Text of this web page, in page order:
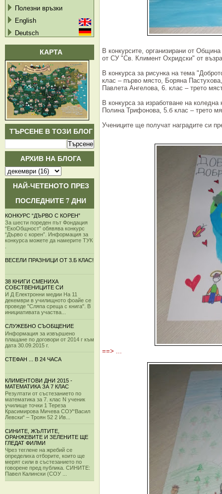
Полезни връзки
English
Deutsch
КАРТА
ТЪРСЕНЕ В ТОЗИ БЛОГ
АРХИВ НА БЛОГА
НАЙ-ЧЕТЕНОТО ПРЕЗ
ПОСЛЕДНИТЕ 7 ДНИ
КОНКУРС “ДЪРВО С КОРЕН”
За шести пореден път Фондация
“ЕкоОбщност” обявява конкурс
“Дърво с корен”. Информация за
конкурса можете да намерите ТУК
ВЕСЕЛИ ПРАЗНИЦИ ОТ 3.Б КЛАС!
38 КНИГИ СМЕНИХА
СОБСТВЕНИЦИТЕ СИ
И Д Електронни медии На 11
декември в училищното фоайе се
проведе "Сляпа среща с книга". В
инициативата участва...
СЛУЖЕБНО СЪОБЩЕНИЕ
Информация за извършено
плащане по договори от 2014 г към
дата 30.09.2015 г.
СТЕФАН ... В 24 ЧАСА
КЛИМЕНТОВИ ДНИ 2015 -
МАТЕМАТИКА ЗА 7 КЛАС
Резултати от състезанието по
математика за 7. клас N ученик
училище точки 1 Тереза
Красимирова Мичева СОУ“Васил
Левски“ – Троян 52 2 Ив...
СИНИТЕ, ЖЪЛТИТЕ,
ОРАНЖЕВИТЕ И ЗЕЛЕНИТЕ ЩЕ
ГЛЕДАТ ФИЛМИ
Чрез теглене на жребий се
определиха отборите, които ще
мерят сили в състезанието по
говорене пред публика. СИНИТЕ:
Павел Калински (СОУ ...
В конкурсите, организирани от
от СУ "Св. Климент Охридски" от
В конкурса за рисунка на тема
клас – първо място, Боряна
Павлета Ангелова, 6. клас – трето
В конкурса за изработване на
Полина Трифонова, 5.б клас – трето
Учениците ще получат наградите си
==> ...